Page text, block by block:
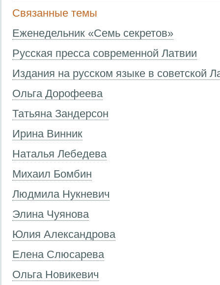
Связанные темы
Еженедельник «Семь секретов»
Русская пресса современной Латвии
Издания на русском языке в советской
Ольга Дорофеева
Татьяна Зандерсон
Ирина Винник
Наталья Лебедева
Михаил Бомбин
Людмила Нукневич
Элина Чуянова
Юлия Александрова
Елена Слюсарева
Ольга Новикевич